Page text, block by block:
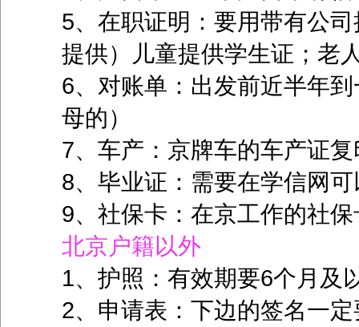
5、在职证明：要用带有公
提供）儿童提供学生证；老
6、对账单：出发前近半年
母的）
7、车产：京牌车的车产证复
8、毕业证：需要在学信网
9、社保卡：在京工作的社
北京户籍以外
1、护照：有效期要6个月及
2、申请表：下边的签名一